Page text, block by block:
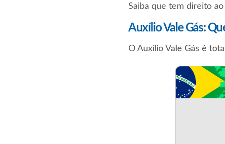
Saiba que tem direito
Auxílio Vale Gás:
O Auxílio Vale Gás é